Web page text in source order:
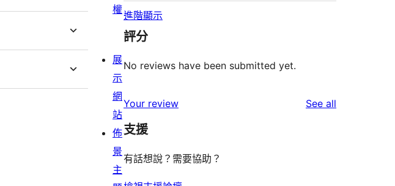
進階顯示
評分
No reviews have been submitted yet.
Your review See all
支援
有話想說？需要協助？
權
展
示
網
站
佈
景
主